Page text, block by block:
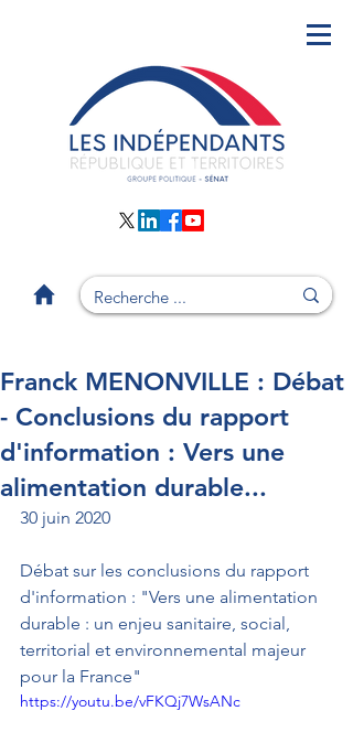
Franck MENONVILLE : Débat
- Conclusions du rapport
d'information : Vers une
alimentation durable...
30 juin 2020
Débat sur les conclusions du rapport
d'information : "Vers une alimentation
durable : un enjeu sanitaire, social,
territorial et environnemental majeur
pour la France"
https://youtu.be/vFKQj7WsANc